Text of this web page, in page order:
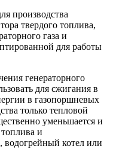
производства
твердого топлива,
газа и
для работы
генераторного
для сжигания в
в газопоршневых
только тепловой
уменьшается и
и
водогрейный котел или